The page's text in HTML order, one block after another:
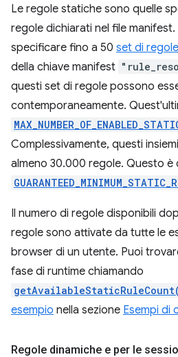
Le regole statiche sono quelle
regole dichiarati nel file
specificare fino a 50 set di regole
della chiave manifest
questi set di regole possono
contemporaneamente.
Complessivamente, questi
almeno 30.000 regole. Questo è
Il numero di regole disponibili
regole sono attivate da tutte le
browser di un utente. Puoi
fase di runtime chiamando
esempio nella sezione Esempi di
Regole dinamiche e per le